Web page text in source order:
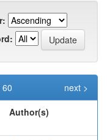
next >
Author(s)